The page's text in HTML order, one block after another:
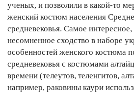
ученых, и позволили в какой-то
женский костюм населения
средневековья. Самое интересное,
несомненное сходство в наборе
особенностей женского костюма
средневековья с костюмами
времени (телеутов, теленгитов,
например, раковины каури